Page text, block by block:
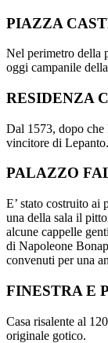
PIAZZA
Nel perimetro della
oggi campanile
RESIDENZA
Dal 1573, dopo
vincitore di Lepanto.
PALAZZO
E’ stato costruito
una della sala il
alcune cappelle
di Napoleone
convenuti per una
FINESTRA E
Casa risalente al
originale gotico.